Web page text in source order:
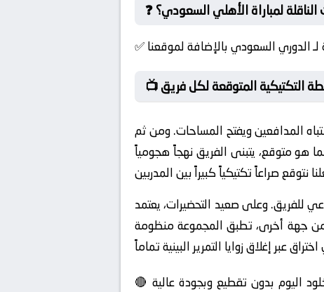
الناقلة لمباراة الأهلي السعودي؟
التكتيكية المتوقعة لكل فريق
المدافعين ويفتح المساحات. ومن ثم
متوقع، يتبنى الفريق نهجاً هجومياً
للفريق. وعلى صعيد التحضيرات، يعتمد
جهة أخرى، تطبق المجموعة منظومة
🔴 بث مباشر مباراة الأهلي السعودي ضد الخلود اليوم بدون تقطيع وبجودة عالية HD. مشاهدة مباشرة لمباراة الأهلي السعودي و الخلود مع